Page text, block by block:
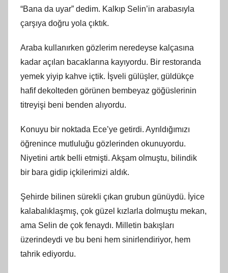
“Bana da uyar” dedim. Kalkıp Selin’in arabasıyla
çarşıya doğru yola çıktık.
Araba kullanırken gözlerim neredeyse kalçasına
kadar açılan bacaklarına kayıyordu. Bir restoranda
yemek yiyip kahve içtik. İşveli gülüşler, güldükçe
hafif dekolteden görünen bembeyaz göğüslerinin
titreyişi beni benden alıyordu.
Konuyu bir noktada Ece’ye getirdi. Ayrıldığımızı
öğrenince mutluluğu gözlerinden okunuyordu.
Niyetini artık belli etmişti. Akşam olmuştu, bilindik
bir bara gidip içkilerimizi aldık.
Şehirde bilinen sürekli çıkan grubun günüydü. İyice
kalabalıklaşmış, çok güzel kızlarla dolmuştu mekan,
ama Selin de çok fenaydı. Milletin bakışları
üzerindeydi ve bu beni hem sinirlendiriyor, hem
tahrik ediyordu.